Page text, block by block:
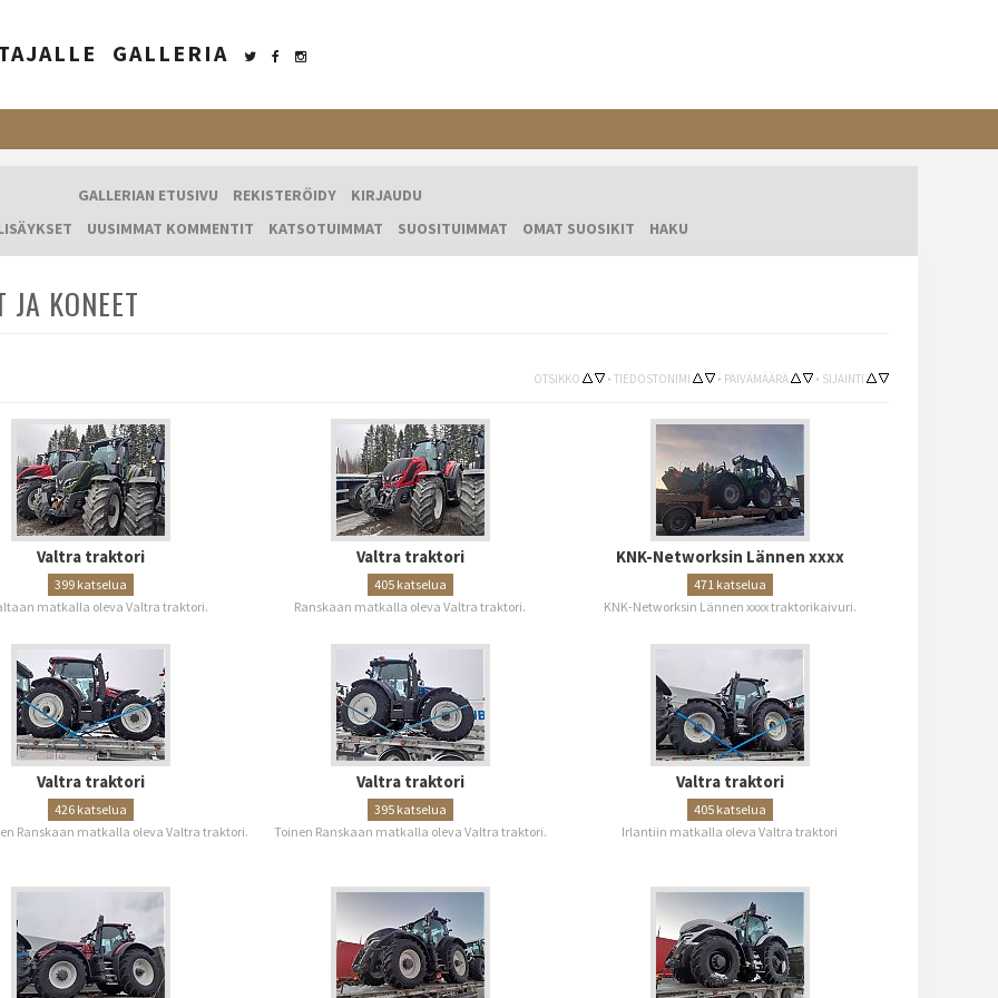
GALLERIA
GALLERIAN ETUSIVU REKISTERÖIDY
KIRJAUDU
UUSIMMAT KOMMENTIT KATSOTUIMMAT SUOSITUIMMAT OMAT SUOSIKIT HAKU
JA KONEET
OTSIKKO • TIEDOSTONIMI • PÄIVÄMÄÄRÄ • SIJAINTI
Valtra traktori
399 katselua
matkalla oleva Valtra traktori.
Valtra traktori
405 katselua
Ranskaan matkalla oleva Valtra traktori.
KNK-Networksin Lännen xxxx
471 katselua
KNK-Networksin Lännen xxxx traktorikaivuri.
Valtra traktori
426 katselua
Ranskaan matkalla oleva Valtra traktori.
Valtra traktori
395 katselua
Toinen Ranskaan matkalla oleva Valtra traktori.
Valtra traktori
405 katselua
Irlantiin matkalla oleva Valtra traktori